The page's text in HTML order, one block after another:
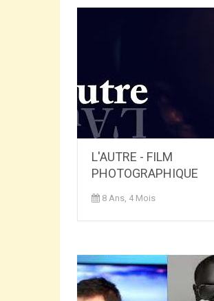
L'AUTRE - FILM
PHOTOGRAPHIQUE
8 Ans, 4 Mois